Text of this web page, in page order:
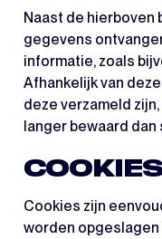
Naast de hierboven
gegevens
informatie, zoals
Afhankelijk van
deze verzameld
langer bewaard
Cookies zijn
worden opgeslagen